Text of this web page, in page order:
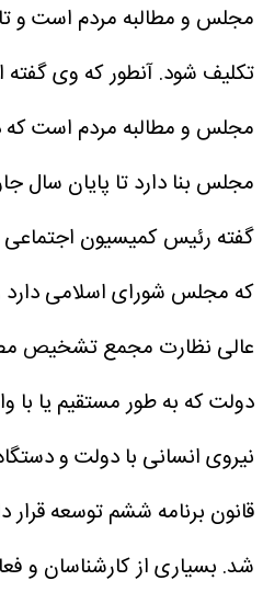
مجلس و مطالبه مردم است و
تکلیف شود.آنطور که وی
مجلس و مطالبه مردم است
مجلس بنا دارد تا پایان سال
گفته رئیس کمیسیون
که مجلس شورای اسلامی
عالی نظارت مجمع تشخیص
دولت که به طور مستقیم یا
قانون برنامه ششم توسعه قرار
شد. بسیاری از کارشناسان و